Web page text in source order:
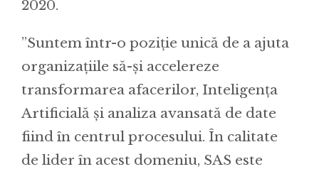
2020.
”Suntem într-o poziție unică de a ajuta
organizațiile să-și accelereze
transformarea afacerilor, Inteligența
Artificială și analiza avansată de date
fiind în centrul procesului. În calitate
de lider în acest domeniu, SAS este